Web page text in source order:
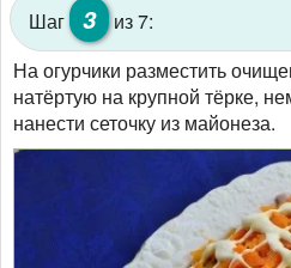
Шаг 3
из 7:
На огурчики разместить
натёртую на крупной тёрке,
нанести сеточку из майонеза.